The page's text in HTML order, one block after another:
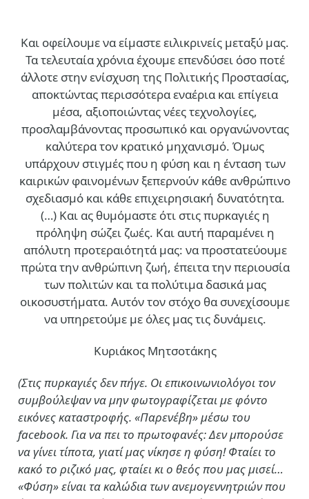
Και οφείλουμε να είμαστε ειλικρινείς μεταξύ μας.
Τα τελευταία χρόνια έχουμε επενδύσει όσο ποτέ
άλλοτε στην ενίσχυση της Πολιτικής Προστασίας,
αποκτώντας περισσότερα εναέρια και επίγεια
μέσα, αξιοποιώντας νέες τεχνολογίες,
προσλαμβάνοντας προσωπικό και οργανώνοντας
καλύτερα τον κρατικό μηχανισμό. Όμως
υπάρχουν στιγμές που η φύση και η ένταση των
καιρικών φαινομένων ξεπερνούν κάθε ανθρώπινο
σχεδιασμό και κάθε επιχειρησιακή δυνατότητα.
(…) Και ας θυμόμαστε ότι στις πυρκαγιές η
πρόληψη σώζει ζωές. Και αυτή παραμένει η
απόλυτη προτεραιότητά μας: να προστατεύουμε
πρώτα την ανθρώπινη ζωή, έπειτα την περιουσία
των πολιτών και τα πολύτιμα δασικά μας
οικοσυστήματα. Αυτόν τον στόχο θα συνεχίσουμε
να υπηρετούμε με όλες μας τις δυνάμεις.
Κυριάκος Μητσοτάκης
(Στις πυρκαγιές δεν πήγε. Οι επικοινωνιολόγοι τον
συμβούλεψαν να μην φωτογραφίζεται με φόντο
εικόνες καταστροφής. «Παρενέβη» μέσω του
facebook. Για να πει το πρωτοφανές: Δεν μπορούσε
να γίνει τίποτα, γιατί μας νίκησε η φύση! Φταίει το
κακό το ριζικό μας, φταίει κι ο θεός που μας μισεί…
«Φύση» είναι τα καλώδια των ανεμογεννητριών που